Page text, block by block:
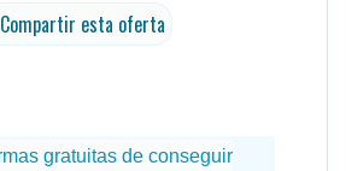
Compartir esta oferta